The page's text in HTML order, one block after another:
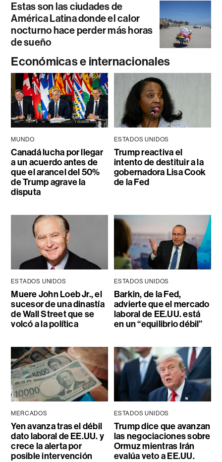
Estas son las ciudades de
América Latina donde el calor
nocturno hace perder más horas
de sueño
Económicas e internacionales
MUNDO
Canadá lucha por llegar
a un acuerdo antes de
que el arancel del 50%
de Trump agrave la
disputa
ESTADOS UNIDOS
Trump reactiva el
intento de destituir a la
gobernadora Lisa Cook
de la Fed
ESTADOS UNIDOS
Muere John Loeb Jr., el
sucesor de una dinastía
de Wall Street que se
volcó a la política
ESTADOS UNIDOS
Barkin, de la Fed,
advierte que el mercado
laboral de EE.UU. está
en un “equilibrio débil”
MERCADOS
Yen avanza tras el débil
dato laboral de EE.UU. y
crece la alerta por
posible intervención
ESTADOS UNIDOS
Trump dice que avanzan
las negociaciones sobre
Ormuz mientras Irán
evalúa veto a EE.UU.